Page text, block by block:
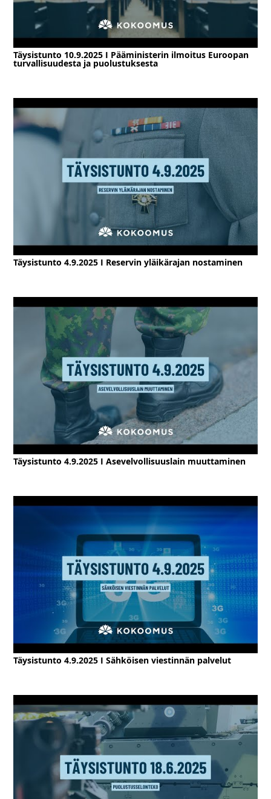
Täysistunto 10.9.2025 I Pääministerin ilmoitus Euroopan
turvallisuudesta ja puolustuksesta
Täysistunto 4.9.2025 I Reservin yläikärajan nostaminen
Täysistunto 4.9.2025 I Asevelvollisuuslain muuttaminen
Täysistunto 4.9.2025 I Sähköisen viestinnän palvelut